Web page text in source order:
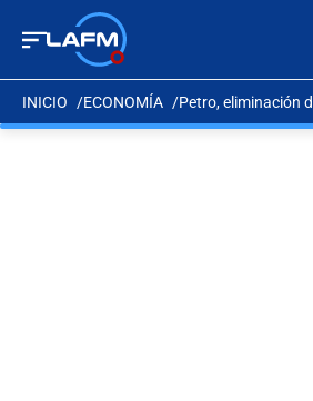
INICIO ECONOMÍA Petro, eliminación